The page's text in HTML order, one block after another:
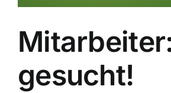
gesucht!